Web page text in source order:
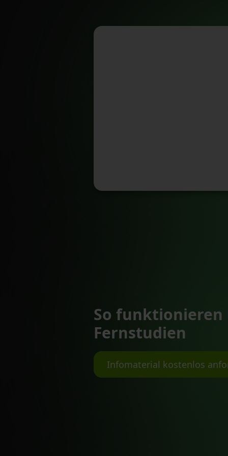
So funktionieren
Fernstudien
Infomaterial kostenlos